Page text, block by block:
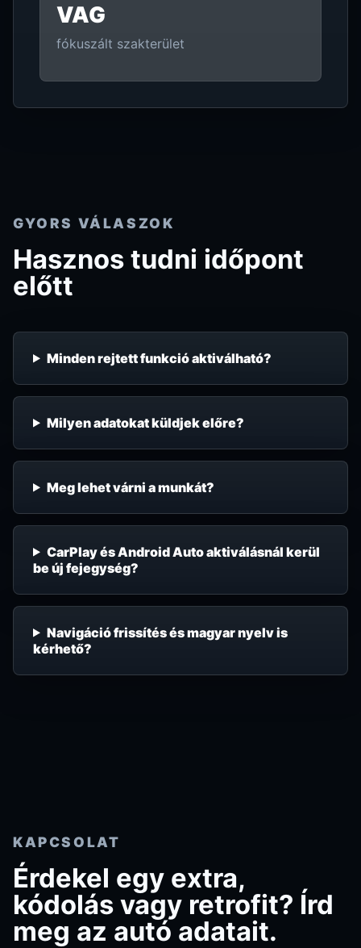
VAG
fókuszált szakterület
GYORS VÁLASZOK
Hasznos tudni időpont
előtt
Minden rejtett funkció aktiválható?
Milyen adatokat küldjek előre?
Meg lehet várni a munkát?
CarPlay és Android Auto aktiválásnál kerül
be új fejegység?
Navigáció frissítés és magyar nyelv is
kérhető?
KAPCSOLAT
Érdekel egy extra,
kódolás vagy retrofit? Írd
meg az autó adatait.